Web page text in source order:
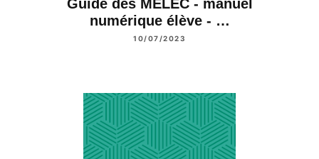
Guide des MELEC - manuel
numérique élève - …
10/07/2023